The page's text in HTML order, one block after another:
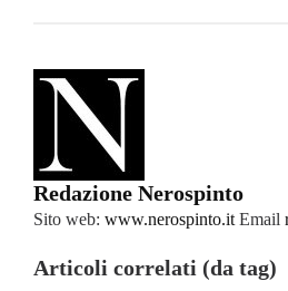
Redazione Nerospinto
Sito web: www.nerospinto.it Email
Articoli correlati (da tag)